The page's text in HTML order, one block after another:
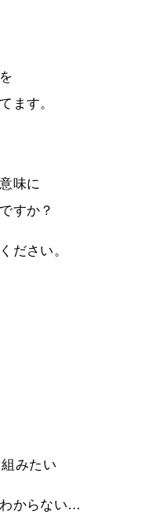
ます。
味に
すか？
ださい。
みたい
からない…